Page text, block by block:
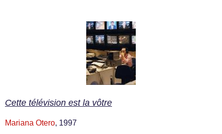
Cette télévision est la vôtre
Mariana Otero, 1997